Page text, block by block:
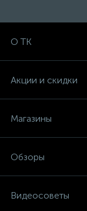
О ТК
Акции и скидки
Магазины
Обзоры
Видеосоветы